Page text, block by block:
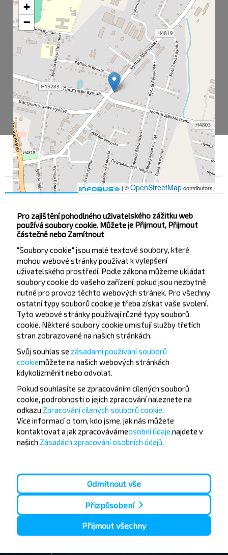
+
−
| ©OpenStreetMapcontributors
Корма АС
Райбольница
Детский Парк
Chcete cestovat
levněji?
Nenechte si ujít akce, slevy a další zajímavé nabídky
od společnosti INFOBUS. Přihlaste se k odběru
novinek a cestujte s námi levněji!
Popularne trasy autobusów
Souhlas Podrobnosti na O nás
Pro zajištění pohodlného uživatelského zážitku web
používá soubory cookie. Můžete je Přijmout, Přijmout
částečně nebo Zamítnout
"Soubory cookie" jsou malé textové soubory, které
mohou webové stránky používat k vylepšení
uživatelského prostředí. Podle zákona můžeme ukládat
soubory cookie do vašeho zařízení, pokud jsou nezbytně
nutné pro provoz těchto webových stránek. Pro všechny
ostatní typy souborů cookie je třeba získat vaše svolení.
Tyto webové stránky používají různé typy souborů
cookie. Některé soubory cookie umisťují služby třetích
stran zobrazované na našich stránkách.
Svůj souhlas se zásadami používání souborů
cookiemůžete na našich webových stránkách
kdykolizměnit nebo odvolat.
Pokud souhlasíte se zpracováním cílených souborů
cookie, podrobnosti o jejich zpracování naleznete na
odkazu Zpracování cílených souborů cookie.
Více informací o tom, kdo jsme, jak nás můžete
kontaktovat a jak zpracovávámeosobní údaje,najdete v
našich Zásadách zpracování osobních údajů.
Odmítnout vše
Přizpůsobení
Přijmout všechny